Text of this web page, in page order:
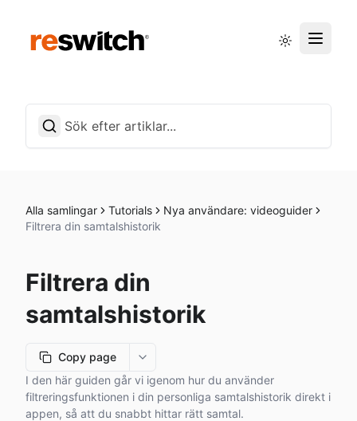
Svenska
Alla samlingar Tutorials
Nya användare: videoguider
Filtrera din samtalshistorik
Filtrera din
samtalshistorik
Copy page
More options
I den här guiden går vi igenom hur du använder
filtreringsfunktionen i din personliga samtalshistorik direkt i
appen, så att du snabbt hittar rätt samtal.